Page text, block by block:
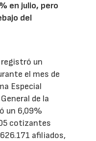
en julio, pero
del
registró un
el mes de
Especial
de la
un 6,09%
cotizantes
afiliados,